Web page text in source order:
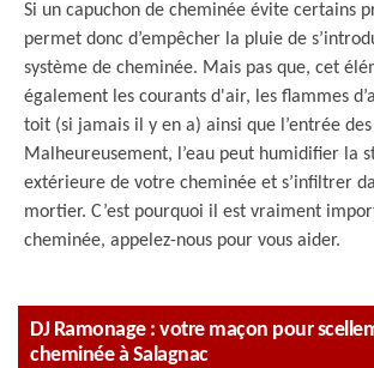
Si un capuchon de cheminée évite certains
permet donc d’empêcher la pluie de
système de cheminée. Mais pas que, cet
également les courants d'air, les flammes
toit (si jamais il y en a) ainsi que l’entrée
Malheureusement, l’eau peut humidifier la
extérieure de votre cheminée et s’infiltrer
mortier. C’est pourquoi il est vraiment
cheminée, appelez-nous pour vous aider.
DJ Ramonage : votre maçon pour
cheminée à Salagnac